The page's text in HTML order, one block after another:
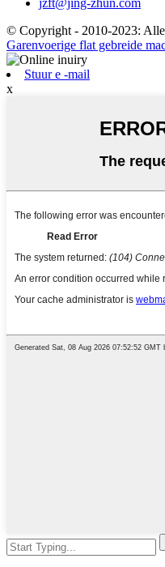
© Copyright - 2010-2023:
Garenvoerige flat gebreide
Stuur e -mail
x